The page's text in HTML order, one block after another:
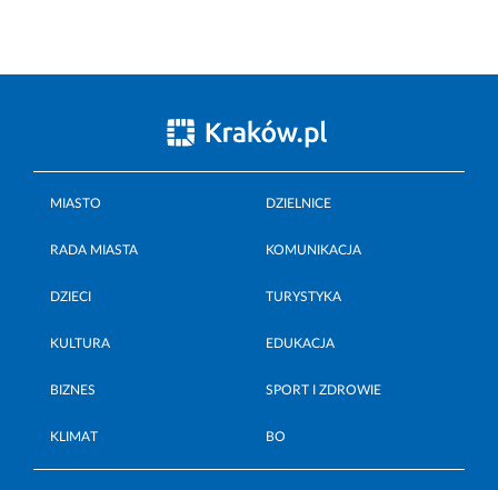
MIASTO DZIELNICE
RADA MIASTA KOMUNIKACJA
DZIECI TURYSTYKA
KULTURA EDUKACJA
BIZNES SPORT I ZDROWIE
KLIMAT BO